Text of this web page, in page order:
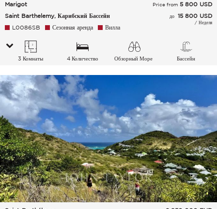
Marigot
Saint Barthelemy, Карибский Бассейн
Price from 5 800 USD
до 15 800 USD
/ Неделя
L0086SB Сезонная аренда Вилла
3 Комнаты
4 Количество
Обзорный Море Бассейн